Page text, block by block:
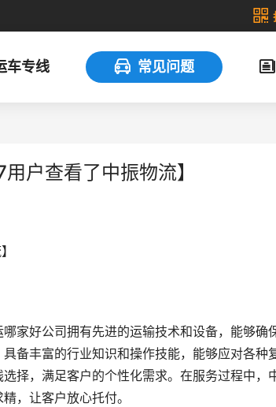
车专线 常见问题
户查看了中振物流】
家好公司拥有先进的运输技术和设备，能够确
备丰富的行业知识和操作技能，能够应对各种
择，满足客户的个性化需求。在服务过程中，
，让客户放心托付。